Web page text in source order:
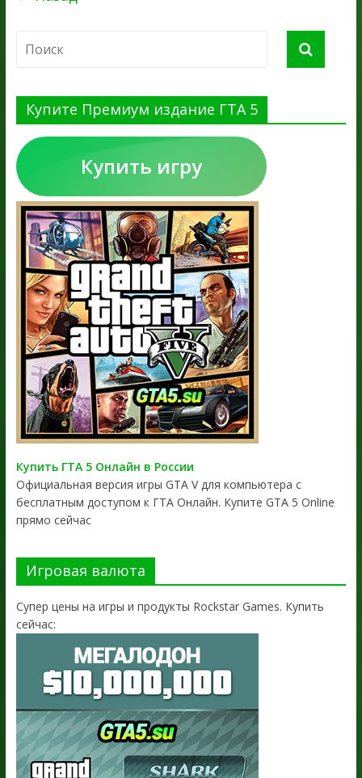
Купите Премиум издание ГТА 5
Купить игру
Купить ГТА 5 Онлайн в России
Официальная версия игры GTA V для компьютера с
бесплатным доступом к ГТА Онлайн. Купите GTA 5 Online
прямо сейчас
Игровая валюта
Супер цены на игры и продукты Rockstar Games. Купить
сейчас: